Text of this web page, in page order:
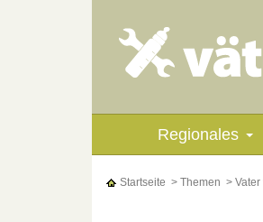
Regionales
Startseite > Themen >